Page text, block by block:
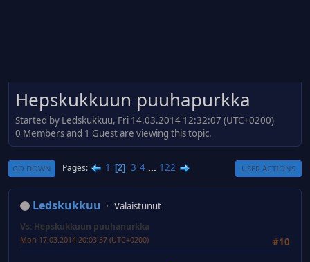
Hepskukkuun puuhapurkka
Started by Ledskukkuu, Fri 14.03.2014 12:32:07 (UTC+0200)
0 Members and 1 Guest are viewing this topic.
GO DOWN Pages 1 2 3 4 ... 122 USER ACTIONS
Ledskukkuu Valaistunut
Vs: Hepskukkuun puuhanurkka
#10
Mon 17.03.2014 20:03:37 (UTC+0200)